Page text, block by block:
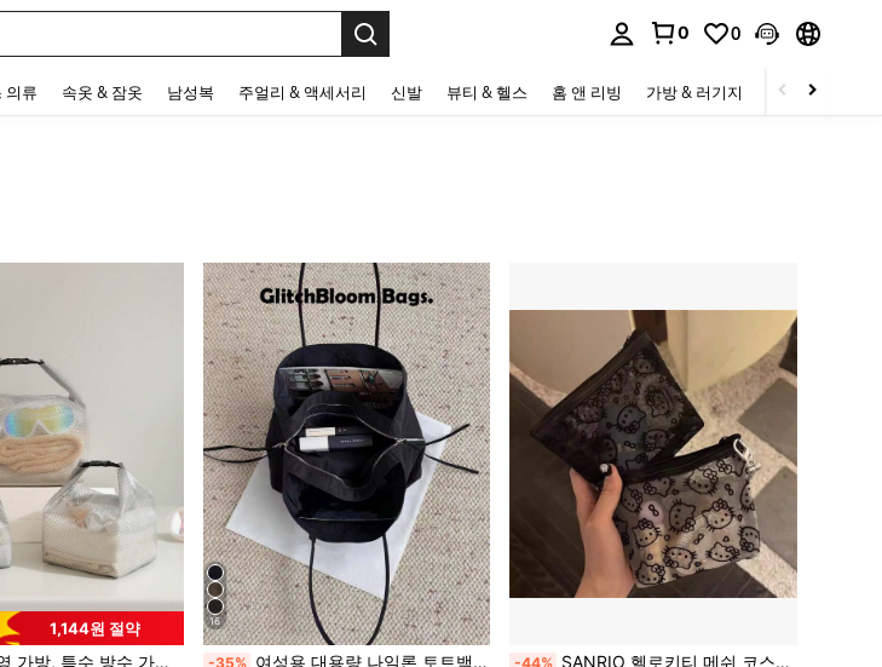
0 0
의류 속옷 & 잠옷 남성복 주얼리 & 액세서리 신발 뷰티 & 헬스 홈 앤 리빙 가방 & 러기지 스포츠 & 아웃
1,144원 절약
, 대용량 남성용 비치 세면 가방, 여성용 수영복, 여행, 휴대용, 경량, , 스타일리시
16
-35% 여성용 대용량 나일론 토트백, 다중 지퍼 포켓, 방수 숄더 핸드백, 사무실 노트북, 일상 출퇴근, 쇼핑에 적합 -44% SANRIO 헬로키티 메쉬 코스메틱 백, 뼈 펜던트가 달린 귀여운 투명 지퍼 메이크업 파우치, 대용량 메이크업 정리 백, 오염 방지 메이크업 백, 소녀와 여성을 위한 귀여운 여행용 세면도구 백